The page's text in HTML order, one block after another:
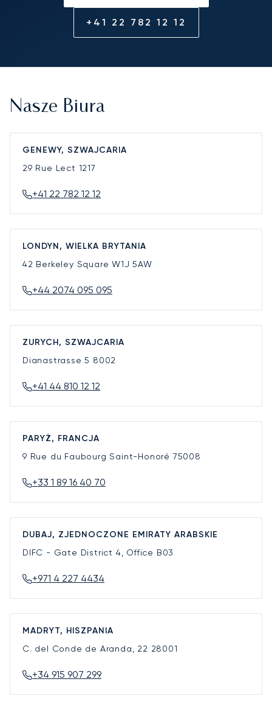
+41 22 782 12 12
Nasze Biura
GENEWY, SZWAJCARIA
29 Rue Lect 1217
+41 22 782 12 12
LONDYN, WIELKA BRYTANIA
42 Berkeley SquareW1J 5AW
+44 2074 095 095
ZURYCH, SZWAJCARIA
Dianastrasse 5 8002
+41 44 810 12 12
PARYŻ, FRANCJA
9 Rue du Faubourg Saint-Honoré 75008
+33 1 89 16 40 70
DUBAJ, ZJEDNOCZONE EMIRATY ARABSKIE
DIFC - Gate District 4, Office B03
+971 4 227 4434
MADRYT, HISZPANIA
C. del Conde de Aranda, 22 28001
+34 915 907 299